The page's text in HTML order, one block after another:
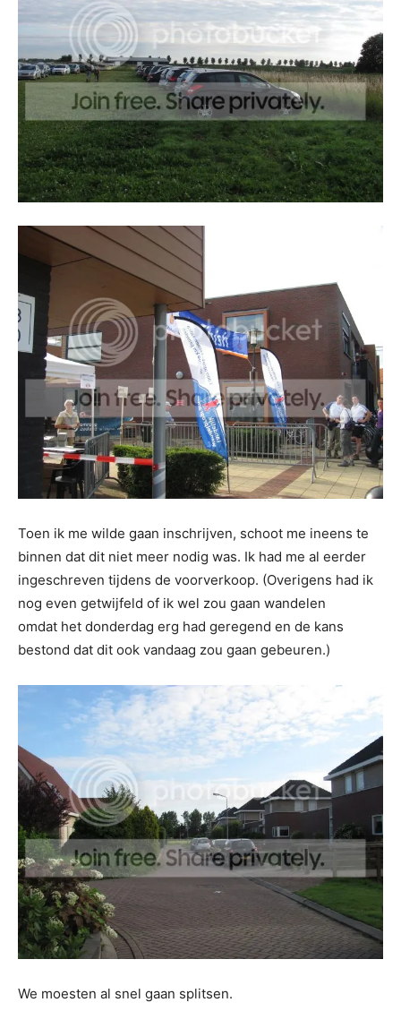
Toen ik me wilde gaan inschrijven, schoot me ineens te
binnen dat dit niet meer nodig was. Ik had me al eerder
ingeschreven tijdens de voorverkoop. (Overigens had ik
nog even getwijfeld of ik wel zou gaan wandelen
omdat het donderdag erg had geregend en de kans
bestond dat dit ook vandaag zou gaan gebeuren.)
We moesten al snel gaan splitsen.